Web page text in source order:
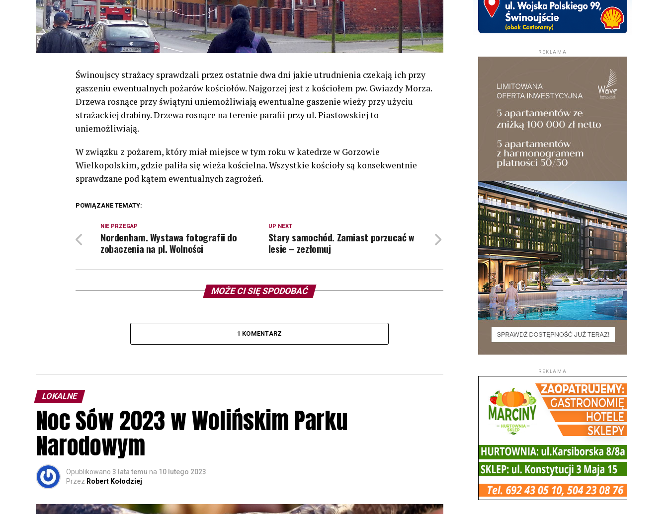
Świnoujscy strażacy sprawdzali przez ostatnie dwa dni jakie utrudnienia czekają ich przy
gaszeniu ewentualnych pożarów kościołów. Najgorzej jest z kościołem pw. Gwiazdy Morza.
Drzewa rosnące przy świątyni uniemożliwiają ewentualne gaszenie wieży przy użyciu
strażackiej drabiny. Drzewa rosnące na terenie parafii przy ul. Piastowskiej to
uniemożliwiają.
W związku z pożarem, który miał miejsce w tym roku w katedrze w Gorzowie
Wielkopolskim, gdzie paliła się wieża kościelna. Wszystkie kościoły są konsekwentnie
sprawdzane pod kątem ewentualnych zagrożeń.
POWIĄZANE TEMATY:
UP NEXT
Stary samochód. Zamiast porzucać w
lesie – zezłomuj
NIE PRZEGAP
Nordenham. Wystawa fotografii do
zobaczenia na pl. Wolności
MOŻE CI SIĘ SPODOBAĆ
1 KOMENTARZ
LOKALNE
Noc Sów 2023 w Wolińskim Parku
Narodowym
Opublikowano 3 lata temu na 10 lutego 2023
Przez Robert Kołodziej
REKLAMA
REKLAMA